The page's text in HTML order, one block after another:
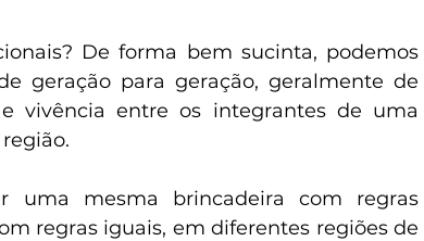
De forma bem sucinta, podemos
geração para geração, geralmente de
vivência entre os integrantes de uma
uma mesma brincadeira com regras
regras iguais, em diferentes regiões de